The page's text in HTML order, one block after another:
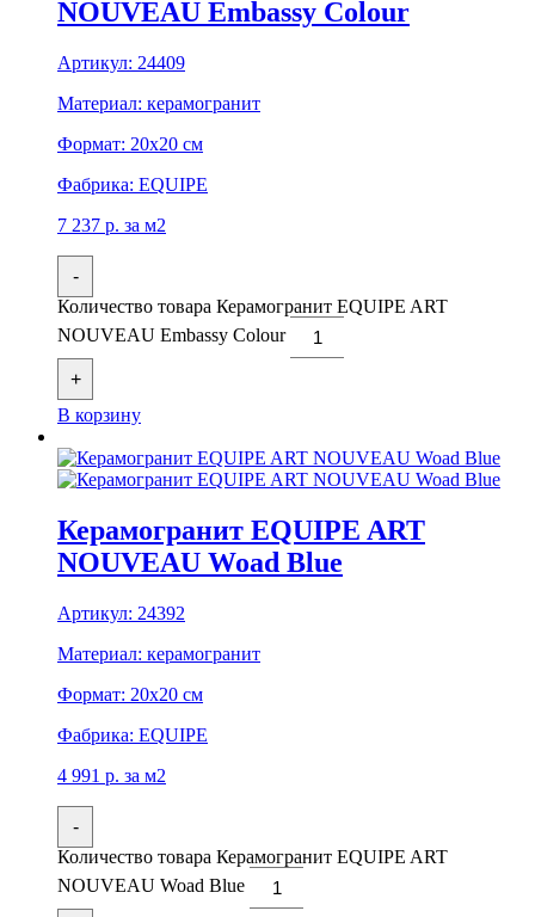
NOUVEAU Embassy Colour
Артикул: 24409
Материал: керамогранит
Формат: 20x20 см
Фабрика: EQUIPE
7 237 р. за м2
-
Количество товара Керамогранит EQUIPE ART
NOUVEAU Embassy Colour
+
В корзину
Керамогранит EQUIPE ART
NOUVEAU Woad Blue
Артикул: 24392
Материал: керамогранит
Формат: 20x20 см
Фабрика: EQUIPE
4 991 р. за м2
-
Количество товара Керамогранит EQUIPE ART
NOUVEAU Woad Blue